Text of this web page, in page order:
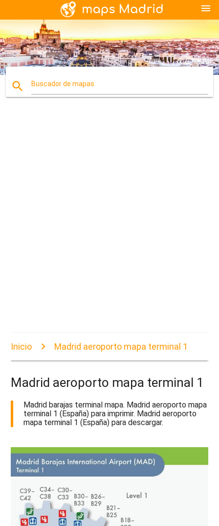
menu
search Buscador de mapas
Inicio Madrid aeroporto mapa terminal 1
Madrid aeroporto mapa terminal 1
Madrid barajas terminal mapa. Madrid aeroporto mapa
terminal 1 (España) para imprimir. Madrid aeroporto
mapa terminal 1 (España) para descargar.